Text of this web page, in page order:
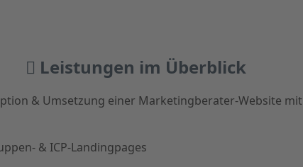
Leistungen im Überblick
& Umsetzung einer Marketingberater-Website mit
& ICP-Landingpages